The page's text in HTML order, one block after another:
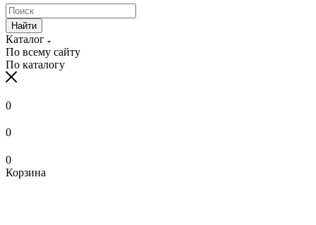
Найти
Каталог
По всему сайту
По каталогу
0
0
0
Корзина